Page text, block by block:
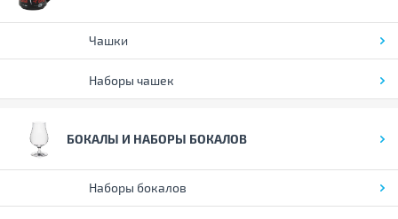
Чашки
Наборы чашек
БОКАЛЫ И НАБОРЫ БОКАЛОВ
Наборы бокалов